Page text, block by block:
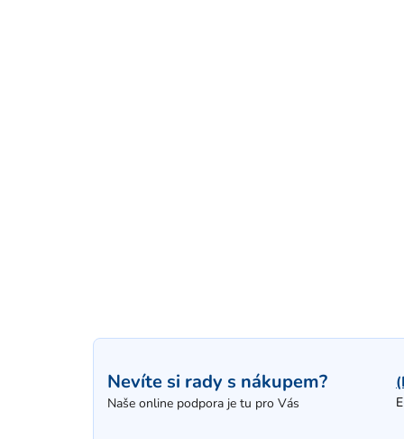
Nevíte si rady s nákupem?
Naše online podpora je tu pro Vás